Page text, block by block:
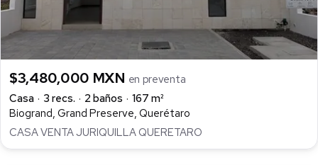
$3,480,000 MXN en preventa
Casa
3 recs. 2 baños
167 m²
Biogrand, Grand Preserve, Querétaro
CASA VENTA JURIQUILLA QUERETARO